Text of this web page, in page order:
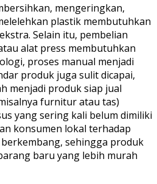
mengeringkan,
plastik membutuhkan
Selain itu, pembelian
alat press membutuhkan
proses manual menjadi
produk juga sulit dicapai,
menjadi produk siap jual
furnitur atau tas)
yang sering kali belum dimiliki
konsumen lokal terhadap
sehingga produk
baru yang lebih murah